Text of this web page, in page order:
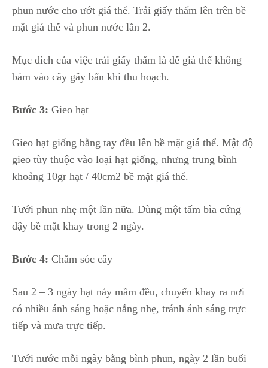
phun nước cho ướt giá thể. Trải giấy thấm lên trên bề
mặt giá thể và phun nước lần 2.
Mục đích của việc trải giấy thấm là để giá thể không
bám vào cây gây bẩn khi thu hoạch.
Bước 3: Gieo hạt
Gieo hạt giống bằng tay đều lên bề mặt giá thể. Mật độ
gieo tùy thuộc vào loại hạt giống, nhưng trung bình
khoảng 10gr hạt / 40cm2 bề mặt giá thể.
Tưới phun nhẹ một lần nữa. Dùng một tấm bìa cứng
đậy bề mặt khay trong 2 ngày.
Bước 4: Chăm sóc cây
Sau 2 – 3 ngày hạt nảy mầm đều, chuyển khay ra nơi
có nhiều ánh sáng hoặc nắng nhẹ, tránh ánh sáng trực
tiếp và mưa trực tiếp.
Tưới nước mỗi ngày bằng bình phun, ngày 2 lần buổi